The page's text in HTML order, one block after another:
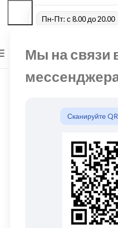
Мы на связи
Сканируйте
Пн-Пт: с 8.00 до 20.00
МЕНЮ